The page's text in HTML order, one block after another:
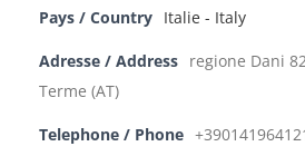
Pays / Country Italie - Italy
Adresse / Address
regione Dani
Terme (AT)
Telephone / Phone